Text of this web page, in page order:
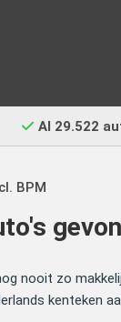
Al 29.522
BPM
nooit zo
kenteken